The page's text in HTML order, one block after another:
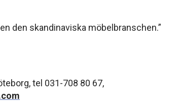
den skandinaviska möbelbranschen.”
tel 031-708 80 67,